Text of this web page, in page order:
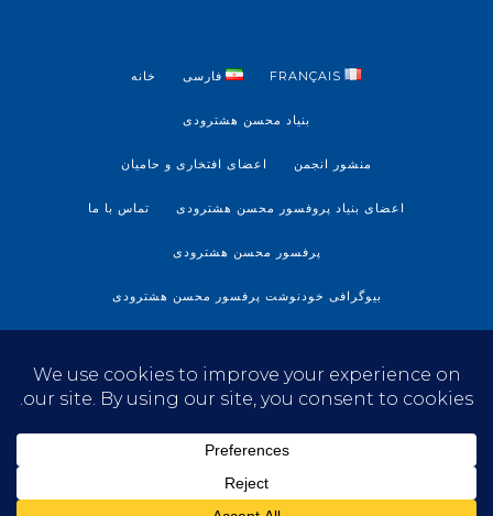
FRANÇAIS فارسی خانه
بنیاد محسن هشترودی
منشور انجمن اعضای افتخاری و حامیان
اعضای بنیاد پروفسور محسن هشترودی تماس با ما
پرفسور محسن هشترودی
بیوگرافی خودنوشت پرفسور محسن هشترودی
آخرین خبرها